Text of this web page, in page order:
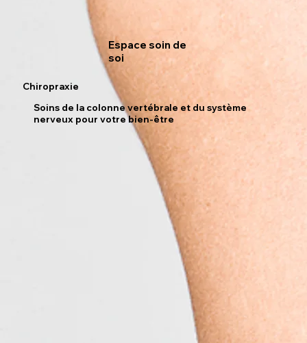
Espace soin de
soi
Chiropraxie
Soins de la colonne vertébrale et du système
nerveux pour votre bien-être